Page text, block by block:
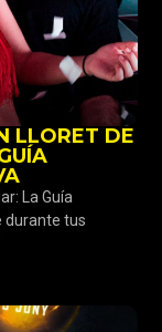
LLORET DE
La Guía
durante tus